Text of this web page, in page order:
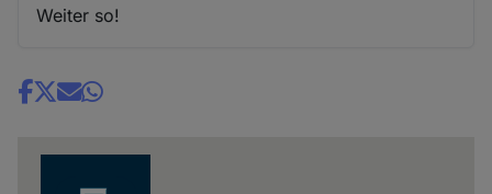
Weiter so!
Share